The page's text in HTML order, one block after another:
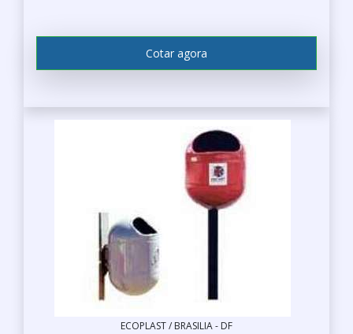
Cotar agora
ECOPLAST / BRASILIA - DF